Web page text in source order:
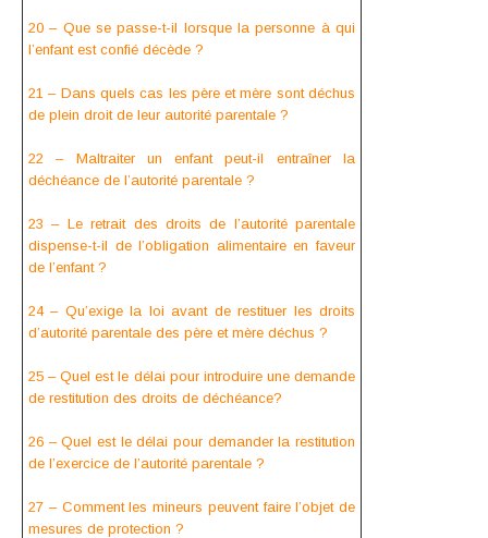
20 – Que se passe-t-il lorsque la personne à qui
l’enfant est confié décède ?
21 – Dans quels cas les père et mère sont déchus
de plein droit de leur autorité parentale ?
22 – Maltraiter un enfant peut-il entraîner la
déchéance de l’autorité parentale ?
23 – Le retrait des droits de l’autorité parentale
dispense-t-il de l’obligation alimentaire en faveur
de l’enfant ?
24 – Qu’exige la loi avant de restituer les droits
d’autorité parentale des père et mère déchus ?
25 – Quel est le délai pour introduire une demande
de restitution des droits de déchéance?
26 – Quel est le délai pour demander la restitution
de l’exercice de l’autorité parentale ?
27 – Comment les mineurs peuvent faire l’objet de
mesures de protection ?